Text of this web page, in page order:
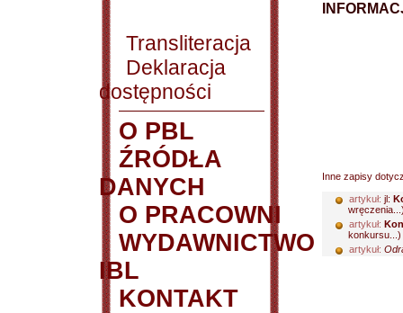
Transliteracja
Deklaracja
dostępności
O PBL
ŹRÓDŁA
DANYCH
O PRACOWNI
WYDAWNICTWO
IBL
KONTAKT
Inne zapisy
artykuł: jl:
artykuł:
konkursu...)
artykuł: